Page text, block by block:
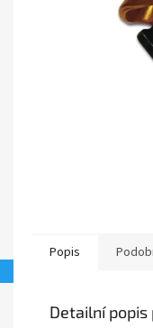
Popis
Detailní popis